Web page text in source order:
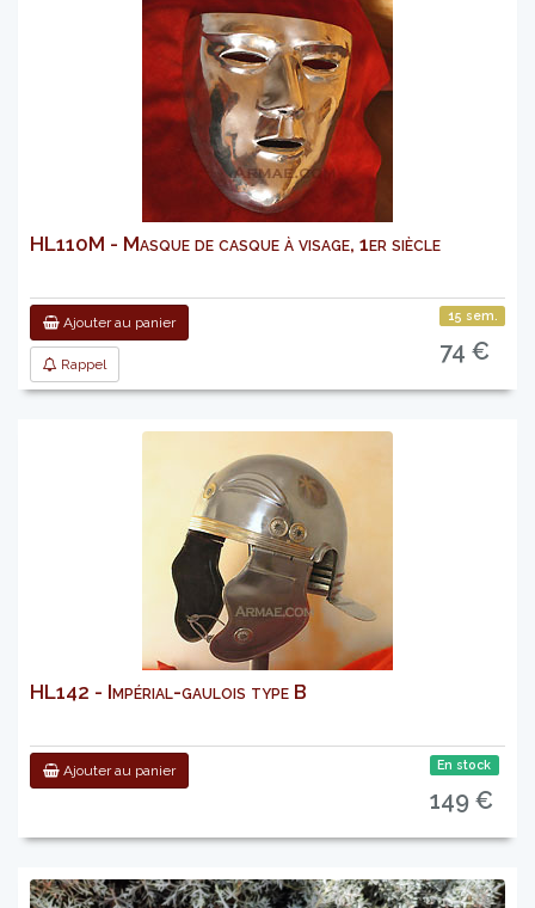
HL110M - Masque de casque à visage, 1er siècle
Ajouter au panier
Rappel
15 sem.
74 €
HL142 - Impérial-gaulois type B
Ajouter au panier En stock
149 €